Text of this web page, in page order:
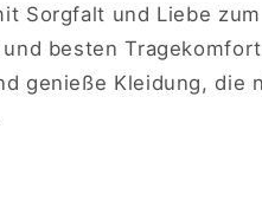
Sorgfalt und Liebe zum
besten
genieße Kleidung, die